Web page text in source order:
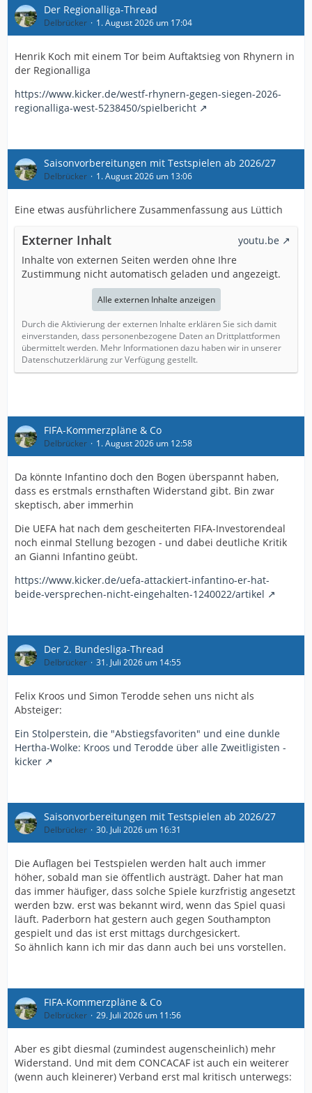
Der Regionalliga-Thread
Delbrücker 1. August 2026 um 17:04
Henrik Koch mit einem Tor beim Auftaktsieg von Rhynern in
der Regionalliga
https://www.kicker.de/westf-rhynern-gegen-siegen-2026-
regionalliga-west-5238450/spielbericht
Saisonvorbereitungen mit Testspielen ab 2026/27
Delbrücker 1. August 2026 um 13:06
Eine etwas ausführlichere Zusammenfassung aus Lüttich
Externer Inhalt
youtu.be
Inhalte von externen Seiten werden ohne Ihre
Zustimmung nicht automatisch geladen und angezeigt.
Alle externen Inhalte anzeigen
Durch die Aktivierung der externen Inhalte erklären Sie sich damit
einverstanden, dass personenbezogene Daten an Drittplattformen
übermittelt werden. Mehr Informationen dazu haben wir in unserer
Datenschutzerklärung zur Verfügung gestellt.
FIFA-Kommerzpläne & Co
Delbrücker 1. August 2026 um 12:58
Da könnte Infantino doch den Bogen überspannt haben,
dass es erstmals ernsthaften Widerstand gibt. Bin zwar
skeptisch, aber immerhin
Die UEFA hat nach dem gescheiterten FIFA-Investorendeal
noch einmal Stellung bezogen - und dabei deutliche Kritik
an Gianni Infantino geübt.
https://www.kicker.de/uefa-attackiert-infantino-er-hat-
beide-versprechen-nicht-eingehalten-1240022/artikel
Der 2. Bundesliga-Thread
Delbrücker 31. Juli 2026 um 14:55
Felix Kroos und Simon Terodde sehen uns nicht als
Absteiger:
Ein Stolperstein, die "Abstiegsfavoriten" und eine dunkle
Hertha-Wolke: Kroos und Terodde über alle Zweitligisten -
kicker
Saisonvorbereitungen mit Testspielen ab 2026/27
Delbrücker 30. Juli 2026 um 16:31
Die Auflagen bei Testspielen werden halt auch immer
höher, sobald man sie öffentlich austrägt. Daher hat man
das immer häufiger, dass solche Spiele kurzfristig angesetzt
werden bzw. erst was bekannt wird, wenn das Spiel quasi
läuft. Paderborn hat gestern auch gegen Southampton
gespielt und das ist erst mittags durchgesickert.
So ähnlich kann ich mir das dann auch bei uns vorstellen.
FIFA-Kommerzpläne & Co
Delbrücker 29. Juli 2026 um 11:56
Aber es gibt diesmal (zumindest augenscheinlich) mehr
Widerstand. Und mit dem CONCACAF ist auch ein weiterer
(wenn auch kleinerer) Verband erst mal kritisch unterwegs: